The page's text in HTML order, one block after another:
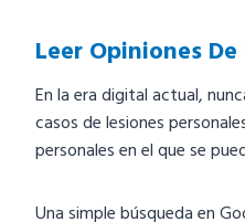
Leer Opiniones
En la era digital actual,
casos de lesiones
personales en el que se
Una simple búsqueda en